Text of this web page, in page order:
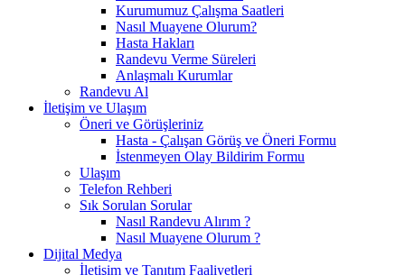
Kurumumuz Çalışma Saatleri
Nasıl Muayene Olurum?
Hasta Hakları
Randevu Verme Süreleri
Anlaşmalı Kurumlar
Randevu Al
İletişim ve Ulaşım
Öneri ve Görüşleriniz
Hasta - Çalışan Görüş ve Öneri Formu
İstenmeyen Olay Bildirim Formu
Ulaşım
Telefon Rehberi
Sık Sorulan Sorular
Nasıl Randevu Alırım ?
Nasıl Muayene Olurum ?
Dijital Medya
İletişim ve Tanıtım Faaliyetleri